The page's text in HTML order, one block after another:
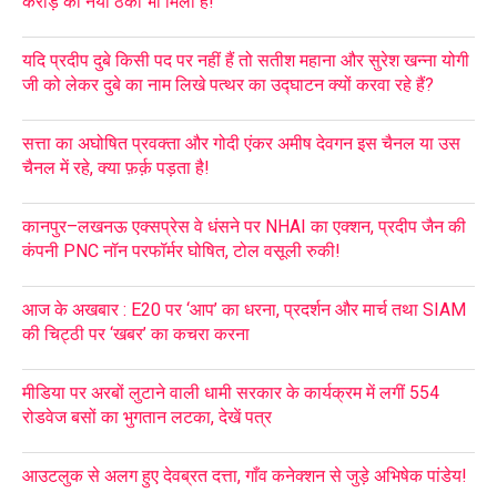
यदि प्रदीप दुबे किसी पद पर नहीं हैं तो सतीश महाना और सुरेश खन्ना योगी
जी को लेकर दुबे का नाम लिखे पत्थर का उद्घाटन क्यों करवा रहे हैं?
सत्ता का अघोषित प्रवक्ता और गोदी एंकर अमीष देवगन इस चैनल या उस
चैनल में रहे, क्या फ़र्क़ पड़ता है!
कानपुर–लखनऊ एक्सप्रेस वे धंसने पर NHAI का एक्शन, प्रदीप जैन की
कंपनी PNC नॉन परफॉर्मर घोषित, टोल वसूली रुकी!
आज के अखबार : E20 पर ‘आप’ का धरना, प्रदर्शन और मार्च तथा SIAM
की चिट्ठी पर ‘खबर’ का कचरा करना
मीडिया पर अरबों लुटाने वाली धामी सरकार के कार्यक्रम में लगीं 554
रोडवेज बसों का भुगतान लटका, देखें पत्र
आउटलुक से अलग हुए देवब्रत दत्ता, गाँव कनेक्शन से जुड़े अभिषेक पांडेय!